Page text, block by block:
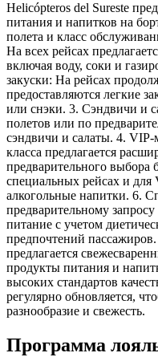
Helicópteros del Sureste
питания и напитков на
полета и класс
На всех рейсах
включая воду, соки и
закуски: На рейсах
предоставляются легкие
или снэки. 3. Сэндвичи и
полетов или по
сэндвичи и салаты. 4.
класса предлагается
предварительного
специальных рейсах и
алкогольные напитки. 6.
предварительному
питание с учетом
предпочтений
предлагается
продукты питания и
высоких стандартов
регулярно обновляется,
разнообразие и свежесть.
Программа